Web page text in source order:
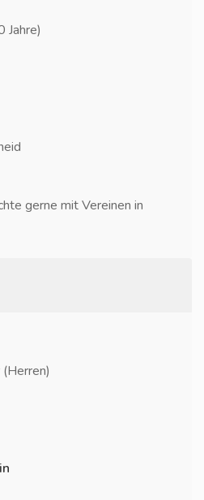
gerne mit Vereinen in